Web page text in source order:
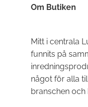
Om Butiken
Mitt i centrala
funnits på
något för alla
branschen